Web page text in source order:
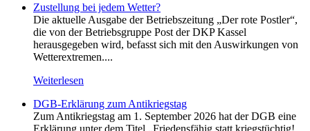
Zustellung bei jedem Wetter?
Die aktuelle Ausgabe der Betriebszeitung „Der rote Postler“,
die von der Betriebsgruppe Post der DKP Kassel
herausgegeben wird, befasst sich mit den Auswirkungen von
Wetterextremen....
Weiterlesen
DGB-Erklärung zum Antikriegstag
Zum Antikriegstag am 1. September 2026 hat der DGB eine
Erklärung unter dem Titel „Friedensfähig statt kriegstüchtig!